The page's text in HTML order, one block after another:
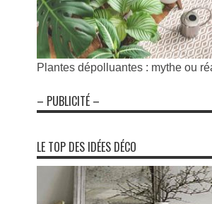
Plantes dépolluantes : mythe ou
– PUBLICITÉ –
LE TOP DES IDÉES DÉCO